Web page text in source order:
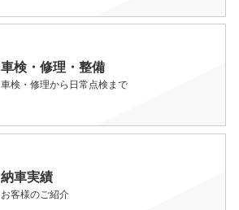
車検・修理・整備
車検・修理から日常点検まで
納車実績
お客様のご紹介